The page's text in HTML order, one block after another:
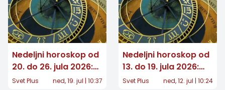
Nedeljni horoskop od
20. do 26. jula 2026:
Ljubavni preokreti i
Svet Plus ned, 19. jul | 10:37
Nedeljni horoskop od
13. do 19. jula 2026:
Saznajte šta vas
Svet Plus ned, 12. jul | 10:24